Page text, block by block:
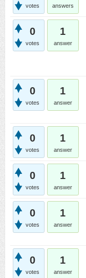
votes answers
0
votes
1
answer
0
votes
1
answer
0
votes
1
answer
0
votes
1
answer
0
votes
1
answer
0
votes
1
answer